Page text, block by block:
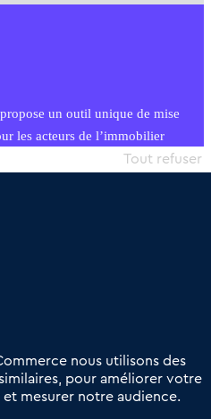
un outil unique de mise
les acteurs de l’immobilier
territoriales, simple et intégrant
nous utilisons des
pour améliorer votre
mesurer notre audience.
Tout refuser